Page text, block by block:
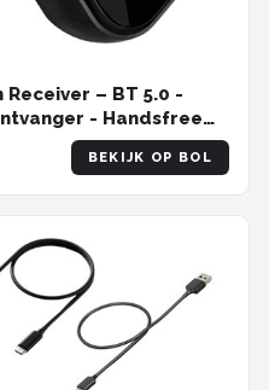
– BT 5.0 -
- Handsfree
Receiver - Bluetooth
BEKIJK OP BOL